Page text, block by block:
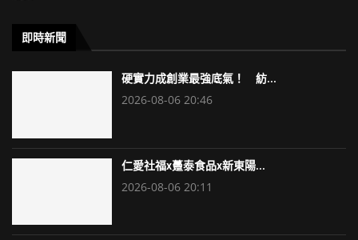
即時新聞
硬實力成創業最強底氣！ 紡...
2026-08-06 20:46
仁愛社福x躉泰食品x新東陽...
2026-08-06 20:11